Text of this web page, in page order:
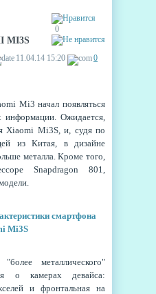
0
MI3S
11.04.14 15:20
0
Mi3 начал появляться
информации. Ожидается,
Xiaomi Mi3S, и, судя по
из Китая, в дизайне
металла. Кроме того,
Snapdragon 801,
металлического"
о камерах девайса:
и фронтальная на